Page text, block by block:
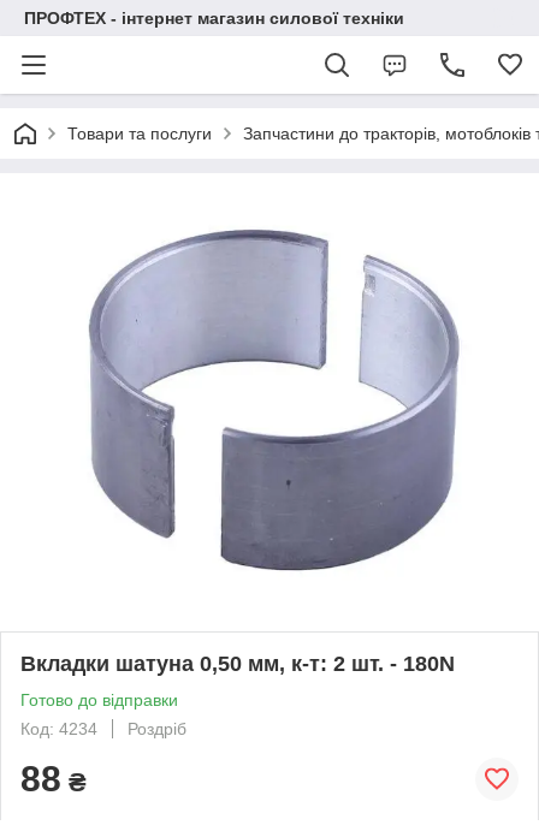
ПРОФТЕХ - інтернет магазин силової техніки
Товари та послуги Запчастини до тракторів,
Вкладки шатуна 0,50 мм, к-т: 2 шт. - 180N
Готово до відправки
Код: 4234
Роздріб
88 ₴